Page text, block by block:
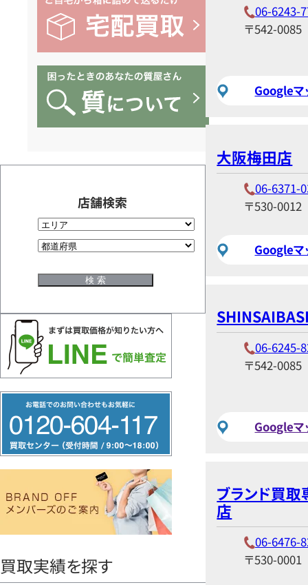
店舗検索
リ
ー
ヤ
買取実績を探す
06-6243-
〒542-0085
Googleマ
大阪梅田店
06-6371-
〒530-0012
Googleマ
06-6245-
〒542-0085
Googleマ
ブランド買
店
06-6476-
〒530-0001